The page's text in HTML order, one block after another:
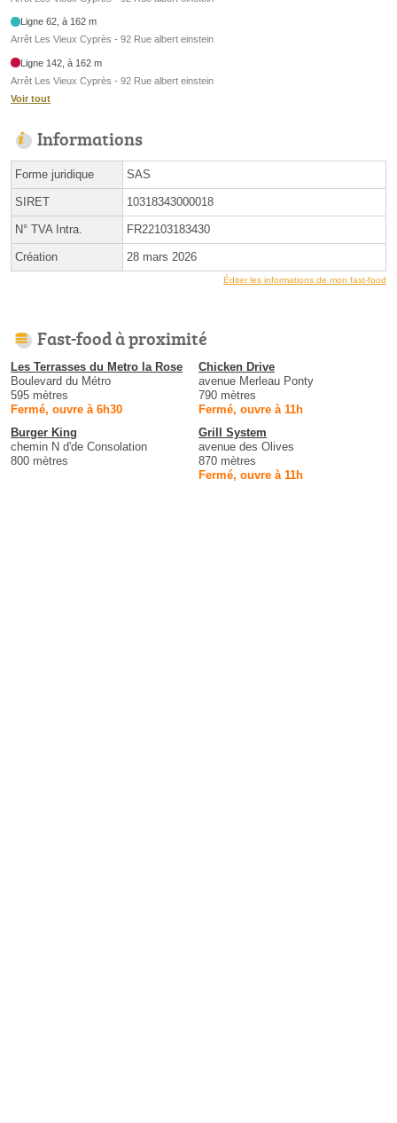
Ligne 62, à 162 m
Arrêt Les Vieux Cyprès - 92 Rue albert einstein
Ligne 142, à 162 m
Arrêt Les Vieux Cyprès - 92 Rue albert einstein
Voir tout
Informations
Forme juridique SAS
SIRET 10318343000018
N° TVA Intra. FR22103183430
Création 28 mars 2026
Éditer les informations de mon fast-food
Fast-food à proximité
Les Terrasses du Metro la Rose
Boulevard du Métro
595 mètres
Fermé, ouvre à 6h30
Chicken Drive
avenue Merleau Ponty
790 mètres
Fermé, ouvre à 11h
Burger King
chemin N d'de Consolation
800 mètres
Grill System
avenue des Olives
870 mètres
Fermé, ouvre à 11h